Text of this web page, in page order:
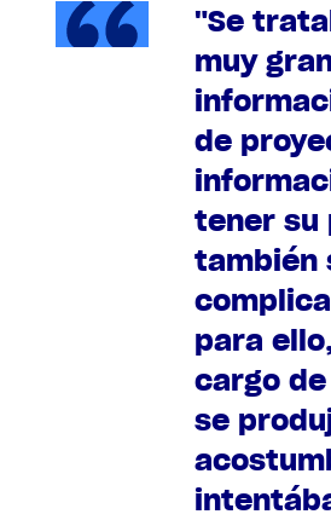
"Se
muy
de
tener su
también
para
cargo
se